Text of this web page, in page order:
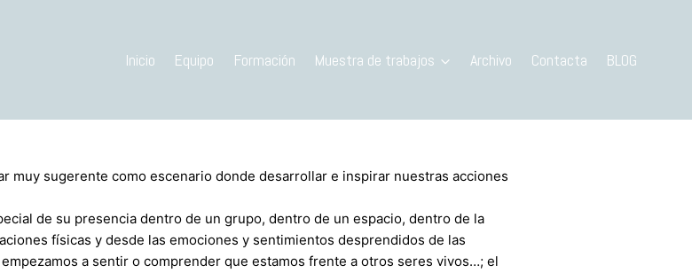
Inicio Equipo Formación Muestra de trabajos Archivo Contacta BLOG
sugerente como escenario donde desarrollar e inspirar nuestras acciones
de su presencia dentro de un grupo, dentro de un espacio, dentro de la
físicas y desde las emociones y sentimientos desprendidos de las
a sentir o comprender que estamos frente a otros seres vivos…; el